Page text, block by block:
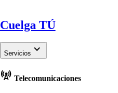
Cuelga TÚ
Servicios keyboard_arrow_down
cell_tower Telecomunicaciones